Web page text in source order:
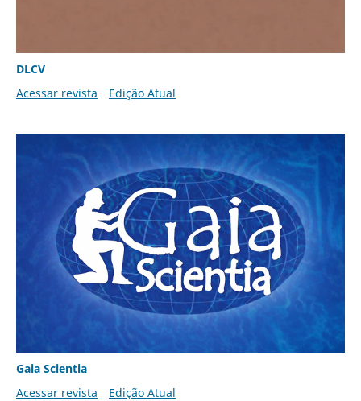
DLCV
Acessar revista
Edição Atual
Gaia Scientia
Acessar revista
Edição Atual